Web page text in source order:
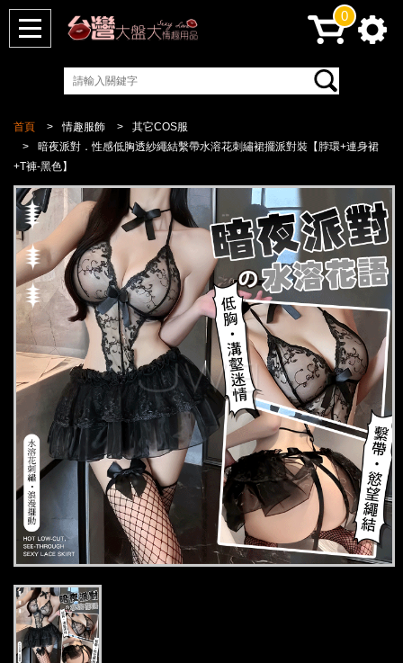
首頁 情趣服飾
其它COS服
暗夜派對．性感低胸透紗繩結繫帶水溶花刺繡裙擺派對裝【脖環+連身裙
+T褲-黑色】
0